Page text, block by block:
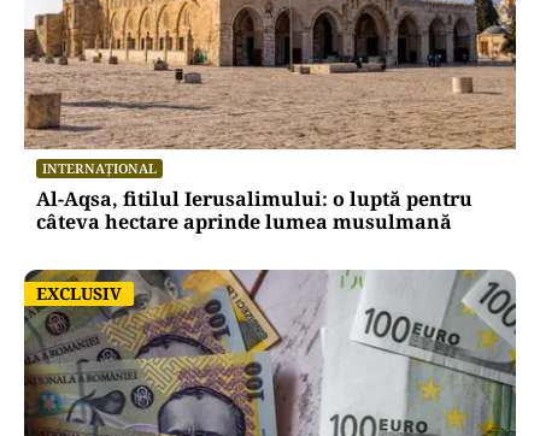
INTERNAȚIONAL
Al-Aqsa, fitilul Ierusalimului: o luptă pentru
câteva hectare aprinde lumea musulmană
EXCLUSIV
EXCLUSIV